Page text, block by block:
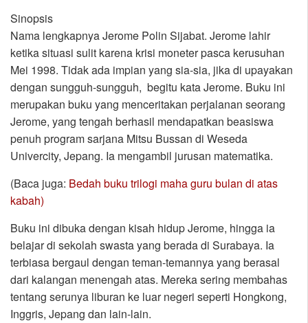
Sinopsis
Nama lengkapnya Jerome Polin Sijabat. Jerome lahir
ketika situasi sulit karena krisi moneter pasca kerusuhan
Mei 1998. Tidak ada impian yang sia-sia, jika di upayakan
dengan sungguh-sungguh, begitu kata Jerome. Buku ini
merupakan buku yang menceritakan perjalanan seorang
Jerome, yang tengah berhasil mendapatkan beasiswa
penuh program sarjana Mitsu Bussan di Weseda
Univercity, Jepang. Ia mengambil jurusan matematika.
(Baca juga: Bedah buku trilogi maha guru bulan di atas
kabah)
Buku ini dibuka dengan kisah hidup Jerome, hingga ia
belajar di sekolah swasta yang berada di Surabaya. Ia
terbiasa bergaul dengan teman-temannya yang berasal
dari kalangan menengah atas. Mereka sering membahas
tentang serunya liburan ke luar negeri seperti Hongkong,
Inggris, Jepang dan lain-lain.